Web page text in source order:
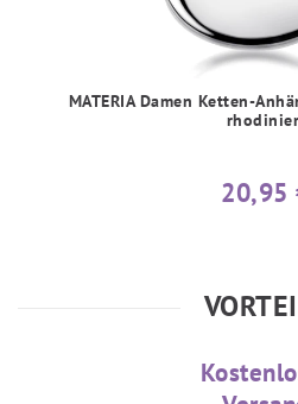
MATERIA Damen Ketten-
20,95